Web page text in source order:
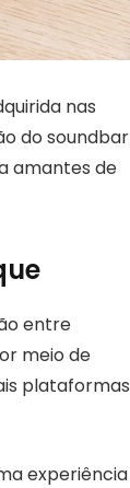
nas
do soundbar
amantes de
entre
meio de
plataformas
experiência